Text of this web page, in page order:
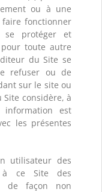
ou à une
fonctionner
se protéger et
toute autre
du Site se
refuser ou de
sur le site ou
Site considère, à
est
les présentes
utilisateur des
ce Site des
de façon non